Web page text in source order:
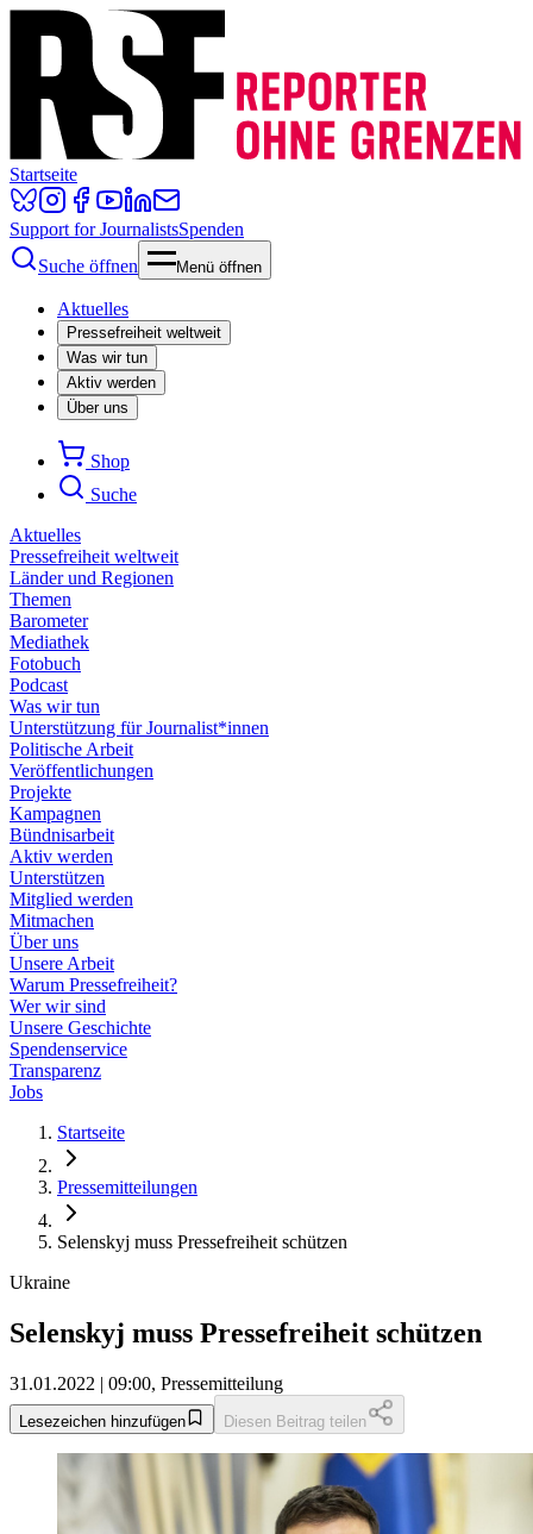
Startseite
Support for JournalistsSpenden
Suche öffnen
Menü öffnen
Aktuelles
Pressefreiheit weltweit
Was wir tun
Aktiv werden
Über uns
Shop
Suche
Aktuelles
Pressefreiheit weltweit
Länder und Regionen
Themen
Barometer
Mediathek
Fotobuch
Podcast
Was wir tun
Unterstützung für Journalist*innen
Politische Arbeit
Veröffentlichungen
Projekte
Kampagnen
Bündnisarbeit
Aktiv werden
Unterstützen
Mitglied werden
Mitmachen
Über uns
Unsere Arbeit
Warum Pressefreiheit?
Wer wir sind
Unsere Geschichte
Spendenservice
Transparenz
Jobs
Startseite
Pressemitteilungen
Selenskyj muss Pressefreiheit schützen
Ukraine
Selenskyj muss Pressefreiheit schützen
31.01.2022 | 09:00, Pressemitteilung
Lesezeichen hinzufügen Diesen Beitrag teilen